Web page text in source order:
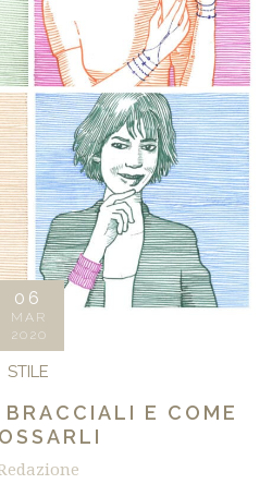
06
MAR
2020
STILE
E COME